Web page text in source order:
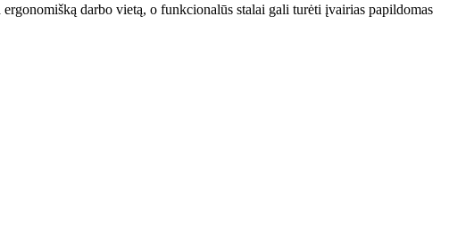
darbo vietą, o funkcionalūs stalai gali turėti įvairias papildomas